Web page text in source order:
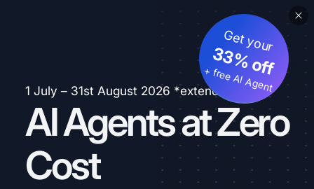
1 July – 31st August 2026 *extended
AI Agents at Zero
Cost
Get your
33% off
+ free AI Agent